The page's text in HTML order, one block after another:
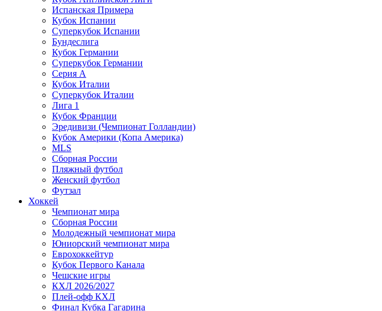
Испанская Примера
Кубок Испании
Суперкубок Испании
Бундеслига
Кубок Германии
Суперкубок Германии
Серия А
Кубок Италии
Суперкубок Италии
Лига 1
Кубок Франции
Эредивизи (Чемпионат Голландии)
Кубок Америки (Копа Америка)
MLS
Сборная России
Пляжный футбол
Женский футбол
Футзал
Хоккей
Чемпионат мира
Сборная России
Молодежный чемпионат мира
Юниорский чемпионат мира
Еврохоккейтур
Кубок Первого Канала
Чешские игры
КХЛ 2026/2027
Плей-офф КХЛ
Финал Кубка Гагарина